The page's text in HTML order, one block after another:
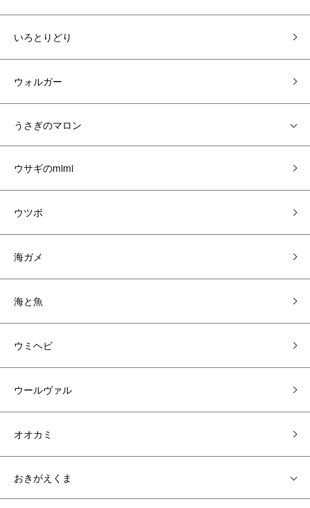
いろとりどり
ウォルガー
うさぎのマロン
ウサギのmimi
ウツボ
海ガメ
海と魚
ウミヘビ
ウールヴァル
オオカミ
おきがえくま